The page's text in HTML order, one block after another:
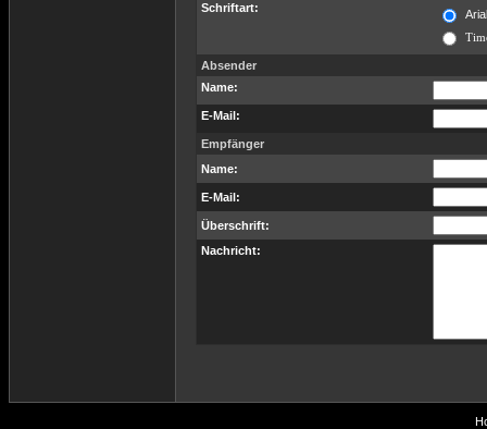
Schriftart:
Arial
Absender
Name:
E-Mail:
Empfänger
Name:
E-Mail:
Überschrift:
Nachricht: